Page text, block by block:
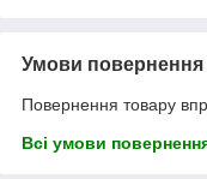
Умови повернення
Повернення товару
Всі умови